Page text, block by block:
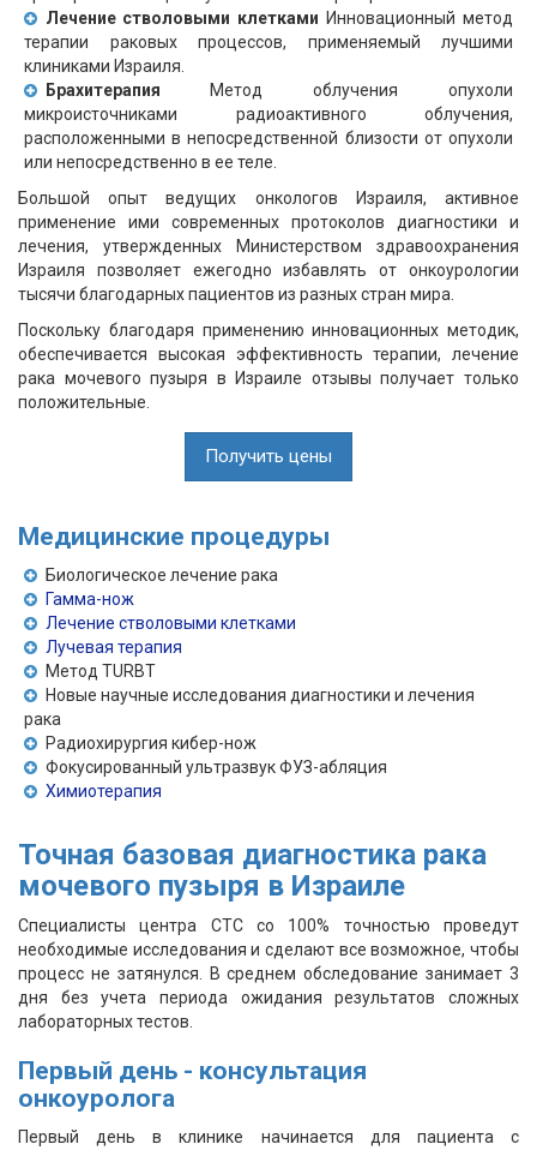
Лечение стволовыми клетками Инновационный метод
терапии раковых процессов, применяемый лучшими
клиниками Израиля.
Брахитерапия Метод облучения опухоли
микроисточниками радиоактивного облучения,
расположенными в непосредственной близости от опухоли
или непосредственно в ее теле.
Большой опыт ведущих онкологов Израиля, активное
применение ими современных протоколов диагностики и
лечения, утвержденных Министерством здравоохранения
Израиля позволяет ежегодно избавлять от онкоурологии
тысячи благодарных пациентов из разных стран мира.
Поскольку благодаря применению инновационных методик,
обеспечивается высокая эффективность терапии, лечение
рака мочевого пузыря в Израиле отзывы получает только
положительные.
Получить цены
Медицинские процедуры
Биологическое лечение рака
Гамма-нож
Лечение стволовыми клетками
Лучевая терапия
Метод TURBT
Новые научные исследования диагностики и лечения
рака
Радиохирургия кибер-нож
Фокусированный ультразвук ФУЗ-абляция
Химиотерапия
Точная базовая диагностика рака
мочевого пузыря в Израиле
Специалисты центра СТС со 100% точностью проведут
необходимые исследования и сделают все возможное, чтобы
процесс не затянулся. В среднем обследование занимает 3
дня без учета периода ожидания результатов сложных
лабораторных тестов.
Первый день - консультация
онкоуролога
Первый день в клинике начинается для пациента с